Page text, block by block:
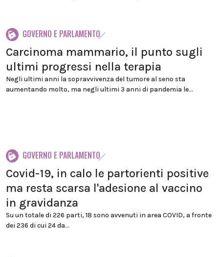
GOVERNO E PARLAMENTO
Carcinoma mammario, il punto sugli
ultimi progressi nella terapia
Negli ultimi anni la sopravvivenza del tumore al seno sta
aumentando molto, ma negli ultimi 3 anni di pandemia le...
GOVERNO E PARLAMENTO
Covid-19, in calo le partorienti positive
ma resta scarsa l'adesione al vaccino
in gravidanza
Su un totale di 226 parti, 18 sono avvenuti in area COVID, a fronte
dei 236 di cui 24 da...